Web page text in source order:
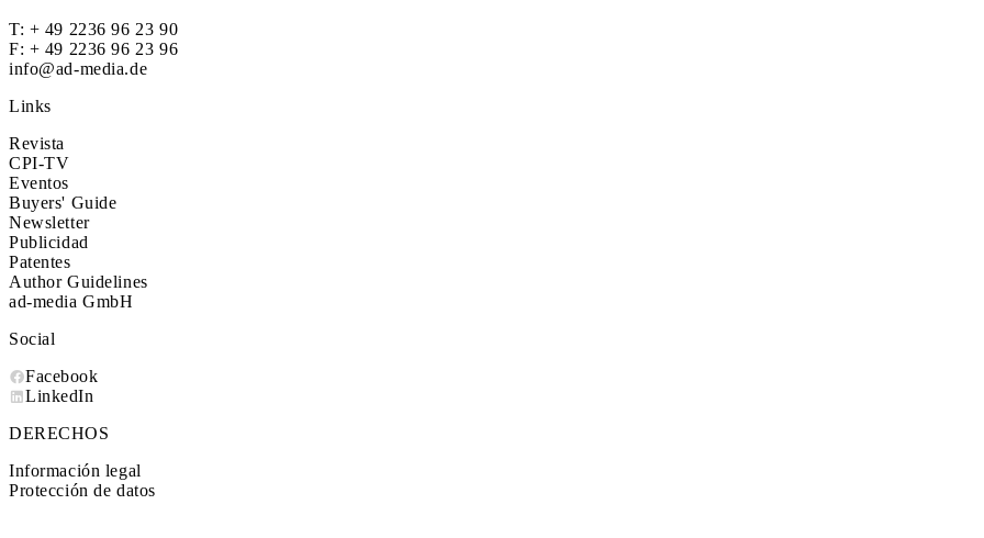
T: + 49 2236 96 23 90
F: + 49 2236 96 23 96
info@ad-media.de
Links
Revista
CPI-TV
Eventos
Buyers' Guide
Newsletter
Publicidad
Patentes
Author Guidelines
ad-media GmbH
Social
Facebook
LinkedIn
DERECHOS
Información legal
Protección de datos